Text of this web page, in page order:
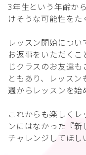
3年生という年齢か
けそうな可能性をた
レッスン開始につ
お返事をいただく
じクラスのお友達
ともあり、レッス
週からレッスンを
これからも楽しく
ンにはなかった『
チャレンジしてほし